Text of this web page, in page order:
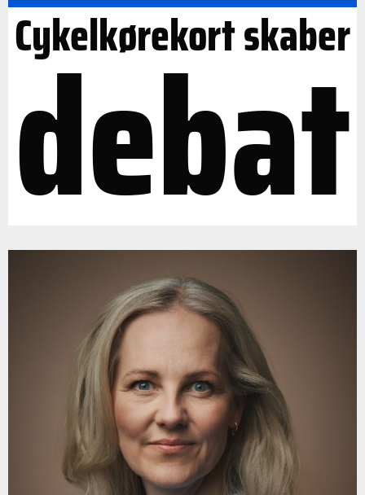
Cykelkørekort skaber
debat